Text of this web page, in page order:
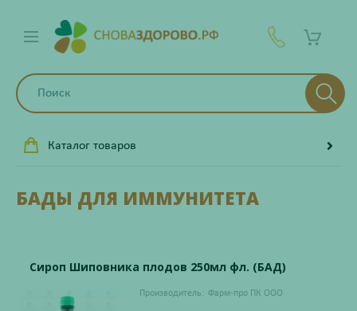
Каталог товаров
БАДЫ ДЛЯ ИММУНИТЕТА
Сироп Шиповника плодов 250мл фл. (БАД)
Производитель: Фарм-про ПК ООО